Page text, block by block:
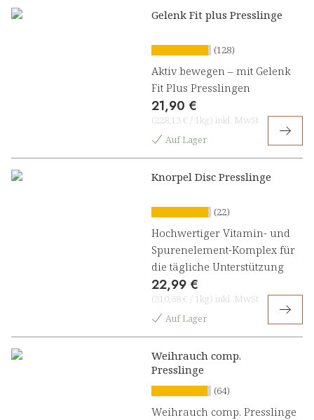
Gelenk Fit plus Presslinge
(128)
Aktiv bewegen – mit Gelenk
Fit Plus Presslingen
21,90 €
(228,13 € / 1kg) inkl. MwSt
Auf Lager
Knorpel Disc Presslinge
(22)
Hochwertiger Vitamin- und
Spurenelement-Komplex für
die tägliche Unterstützung
22,99 €
(310,68 € / 1kg) inkl. MwSt
Auf Lager
Weihrauch comp.
Presslinge
(64)
Weihrauch comp. Presslinge